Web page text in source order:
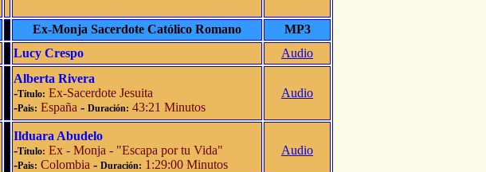
Ex-Monja Sacerdote Católico Romano MP3
Lucy Crespo
Audio
Alberta Rivera
-Título: Ex-Sacerdote Jesuita
-Pais: España - Duración: 43:21 Minutos
Audio
Ilduara Abudelo
-Título: Ex - Monja - "Escapa por tu Vida"
-Pais: Colombia - Duración: 1:29:00 Minutos
Audio